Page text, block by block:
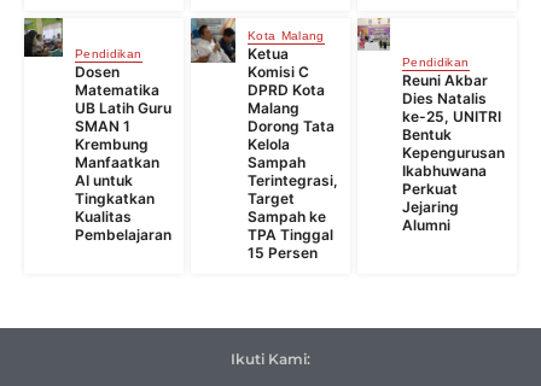
Pendidikan
Dosen
Matematika
UB Latih Guru
SMAN 1
Krembung
Manfaatkan
AI untuk
Tingkatkan
Kualitas
Pembelajaran
Kota Malang
Ketua
Komisi C
DPRD Kota
Malang
Dorong Tata
Kelola
Sampah
Terintegrasi,
Target
Sampah ke
TPA Tinggal
15 Persen
Pendidikan
Reuni Akbar
Dies Natalis
ke-25, UNITRI
Bentuk
Kepengurusan
Ikabhuwana
Perkuat
Jejaring
Alumni
Ikuti Kami: